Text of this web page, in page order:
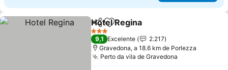
PartilharAdicionar aos favoritos
Hotel Regina
3 Estrelas
9,1 Excelente
2.217
Gravedona, a 18.6 km de Porlezza
Perto da vila de Gravedona